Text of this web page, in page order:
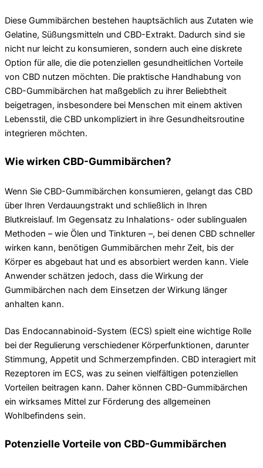
Diese Gummibärchen bestehen hauptsächlich aus Zutaten wie
Gelatine, Süßungsmitteln und CBD-Extrakt. Dadurch sind sie
nicht nur leicht zu konsumieren, sondern auch eine diskrete
Option für alle, die die potenziellen gesundheitlichen Vorteile
von CBD nutzen möchten. Die praktische Handhabung von
CBD-Gummibärchen hat maßgeblich zu ihrer Beliebtheit
beigetragen, insbesondere bei Menschen mit einem aktiven
Lebensstil, die CBD unkompliziert in ihre Gesundheitsroutine
integrieren möchten.
Wie wirken CBD-Gummibärchen?
Wenn Sie CBD-Gummibärchen konsumieren, gelangt das CBD
über Ihren Verdauungstrakt und schließlich in Ihren
Blutkreislauf. Im Gegensatz zu Inhalations- oder sublingualen
Methoden – wie Ölen und Tinkturen –, bei denen CBD schneller
wirken kann, benötigen Gummibärchen mehr Zeit, bis der
Körper es abgebaut hat und es absorbiert werden kann. Viele
Anwender schätzen jedoch, dass die Wirkung der
Gummibärchen nach dem Einsetzen der Wirkung länger
anhalten kann.
Das Endocannabinoid-System (ECS) spielt eine wichtige Rolle
bei der Regulierung verschiedener Körperfunktionen, darunter
Stimmung, Appetit und Schmerzempfinden. CBD interagiert mit
Rezeptoren im ECS, was zu seinen vielfältigen potenziellen
Vorteilen beitragen kann. Daher können CBD-Gummibärchen
ein wirksames Mittel zur Förderung des allgemeinen
Wohlbefindens sein.
Potenzielle Vorteile von CBD-Gummibärchen